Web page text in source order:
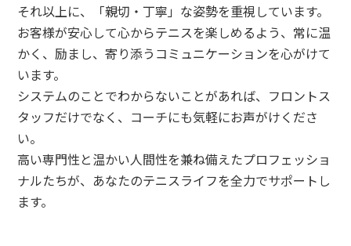
それ以上に、「親切・丁寧」な姿勢を重視しています。
お客様が安心して心からテニスを楽しめるよう、常に温
かく、励まし、寄り添うコミュニケーションを心がけて
います。
システムのことでわからないことがあれば、フロントス
タッフだけでなく、コーチにも気軽にお声がけくださ
い。
高い専門性と温かい人間性を兼ね備えたプロフェッショ
ナルたちが、あなたのテニスライフを全力でサポートし
ます。